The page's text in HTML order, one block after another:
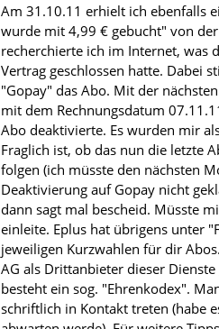
Am 31.10.11 erhielt ich ebenfalls
wurde mit 4,99 € gebucht" von
recherchierte ich im Internet, was
Vertrag geschlossen hatte. Dabei
"Gopay" das Abo. Mit der
mit dem Rechnungsdatum
Abo deaktivierte. Es wurden mir
Fraglich ist, ob das nun die letzte
folgen (ich müsste den nächsten
Deaktivierung auf Gopay nicht
dann sagt mal bescheid. Müsste
einleite. Eplus hat übrigens unter
jeweiligen Kurzwahlen für dir
AG als Drittanbieter dieser
besteht ein sog. "Ehrenkodex".
schriftlich in Kontakt treten (habe